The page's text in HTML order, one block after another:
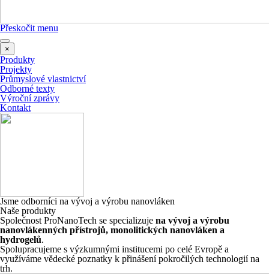
Přeskočit menu
×
Produkty
Projekty
Průmyslové vlastnictví
Odborné texty
Výroční zprávy
Kontakt
Jsme odborníci na vývoj a výrobu nanovláken
Naše produkty
Společnost ProNanoTech se specializuje na vývoj a výrobu
nanovlákenných přístrojů, monolitických nanovláken a
hydrogelů.
Spolupracujeme s výzkumnými institucemi po celé Evropě a
využíváme vědecké poznatky k přinášení pokročilých technologií na
trh.